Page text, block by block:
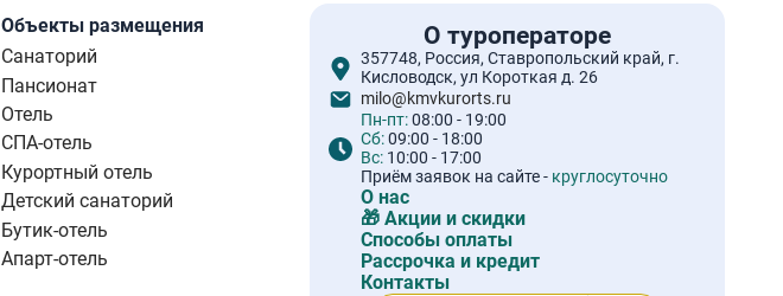
Объекты размещения
Санаторий
Пансионат
Отель
СПА-отель
Курортный отель
Детский санаторий
Бутик-отель
Апарт-отель
О туроператоре
357748, Россия, Ставропольский край, г.
Кисловодск, ул Короткая д. 26
milo@kmvkurorts.ru
Пн-пт:08:00 - 19:00
Сб:09:00 - 18:00
Вс: 10:00 - 17:00
Приём заявок на сайте - круглосуточно
О нас
🎁 Акции и скидки
Способы оплаты
Рассрочка и кредит
Контакты